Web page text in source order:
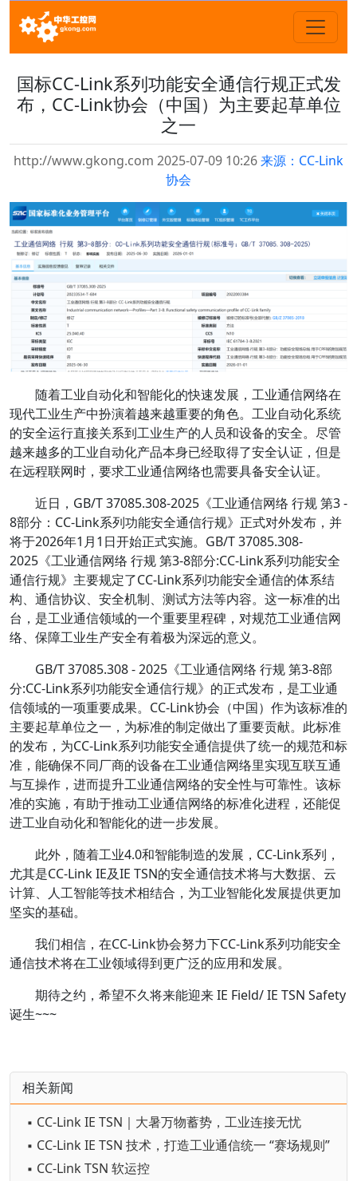
国标CC-Link系列功能安全通信行规正式发
布，CC-Link协会（中国）为主要起草单位
之一
http://www.gkong.com 2025-07-09 10:26来源：CC-Link
协会
随着工业自动化和智能化的快速发展，工业通信网络在
现代工业生产中扮演着越来越重要的角色。工业自动化系统
的安全运行直接关系到工业生产的人员和设备的安全。尽管
越来越多的工业自动化产品本身已经取得了安全认证，但是
在远程联网时，要求工业通信网络也需要具备安全认证。
近日，GB/T 37085.308-2025《工业通信网络 行规 第3 -
8部分：CC-Link系列功能安全通信行规》正式对外发布，并
将于2026年1月1日开始正式实施。GB/T 37085.308-
2025《工业通信网络 行规 第3-8部分:CC-Link系列功能安全
通信行规》主要规定了CC-Link系列功能安全通信的体系结
构、通信协议、安全机制、测试方法等内容。这一标准的出
台，是工业通信领域的一个重要里程碑，对规范工业通信网
络、保障工业生产安全有着极为深远的意义。
GB/T 37085.308 - 2025《工业通信网络 行规 第3-8部
分:CC-Link系列功能安全通信行规》的正式发布，是工业通
信领域的一项重要成果。CC-Link协会（中国）作为该标准的
主要起草单位之一，为标准的制定做出了重要贡献。此标准
的发布，为CC-Link系列功能安全通信提供了统一的规范和标
准，能确保不同厂商的设备在工业通信网络里实现互联互通
与互操作，进而提升工业通信网络的安全性与可靠性。该标
准的实施，有助于推动工业通信网络的标准化进程，还能促
进工业自动化和智能化的进一步发展。
此外，随着工业4.0和智能制造的发展，CC-Link系列，
尤其是CC-Link IE及IE TSN的安全通信技术将与大数据、云
计算、人工智能等技术相结合，为工业智能化发展提供更加
坚实的基础。
我们相信，在CC-Link协会努力下CC-Link系列功能安全
通信技术将在工业领域得到更广泛的应用和发展。
期待之约，希望不久将来能迎来 IE Field/ IE TSN Safety
诞生~~~
相关新闻
▪ CC-Link IE TSN｜大暑万物蓄势，工业连接无忧
▪ CC-Link IE TSN 技术，打造工业通信统一 “赛场规则”
▪ CC-Link TSN 软运控